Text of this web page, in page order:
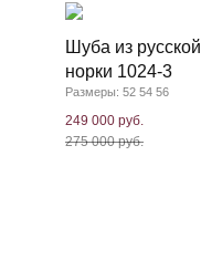
Шуба из русской
норки 1024-3
Размеры: 52 54 56
249 000 руб.
275 000 руб.